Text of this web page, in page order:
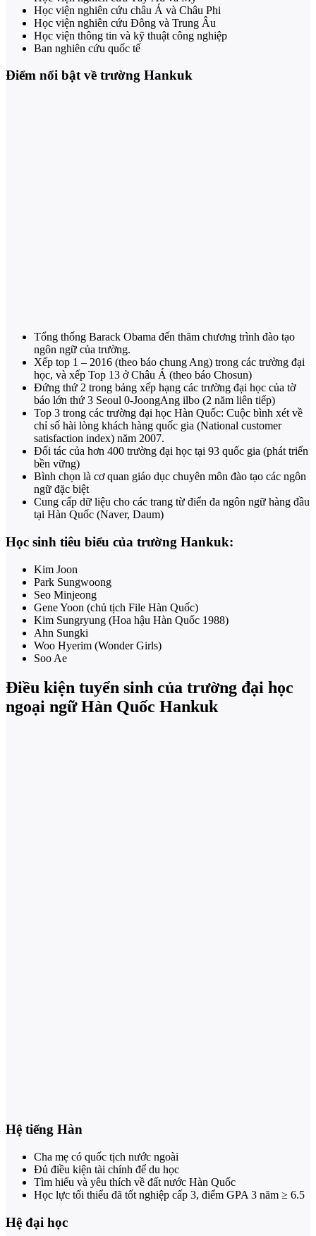
Học viện nghiên cứu châu Á và Châu Phi
Học viện nghiên cứu Đông và Trung Âu
Học viện thông tin và kỹ thuật công nghiệp
Ban nghiên cứu quốc tế
Điểm nổi bật về trường Hankuk
Tổng thống Barack Obama đến thăm chương trình đào tạo
ngôn ngữ của trường.
Xếp top 1 – 2016 (theo báo chung Ang) trong các trường đại
học, và xếp Top 13 ở Châu Á (theo báo Chosun)
Đứng thứ 2 trong bảng xếp hạng các trường đại học của tờ
báo lớn thứ 3 Seoul 0-JoongAng ilbo (2 năm liên tiếp)
Top 3 trong các trường đại học Hàn Quốc: Cuộc bình xét về
chỉ số hài lòng khách hàng quốc gia (National customer
satisfaction index) năm 2007.
Đối tác của hơn 400 trường đại học tại 93 quốc gia (phát triển
bền vững)
Bình chọn là cơ quan giáo dục chuyên môn đào tạo các ngôn
ngữ đặc biệt
Cung cấp dữ liệu cho các trang từ điển đa ngôn ngữ hàng đầu
tại Hàn Quốc (Naver, Daum)
Học sinh tiêu biểu của trường Hankuk:
Kim Joon
Park Sungwoong
Seo Minjeong
Gene Yoon (chủ tịch File Hàn Quốc)
Kim Sungryung (Hoa hậu Hàn Quốc 1988)
Ahn Sungki
Woo Hyerim (Wonder Girls)
Soo Ae
Điều kiện tuyển sinh của trường đại học
ngoại ngữ Hàn Quốc Hankuk
Hệ tiếng Hàn
Cha mẹ có quốc tịch nước ngoài
Đủ điều kiện tài chính để du học
Tìm hiểu và yêu thích về đất nước Hàn Quốc
Học lực tối thiểu đã tốt nghiệp cấp 3, điểm GPA 3 năm ≥ 6.5
Hệ đại học